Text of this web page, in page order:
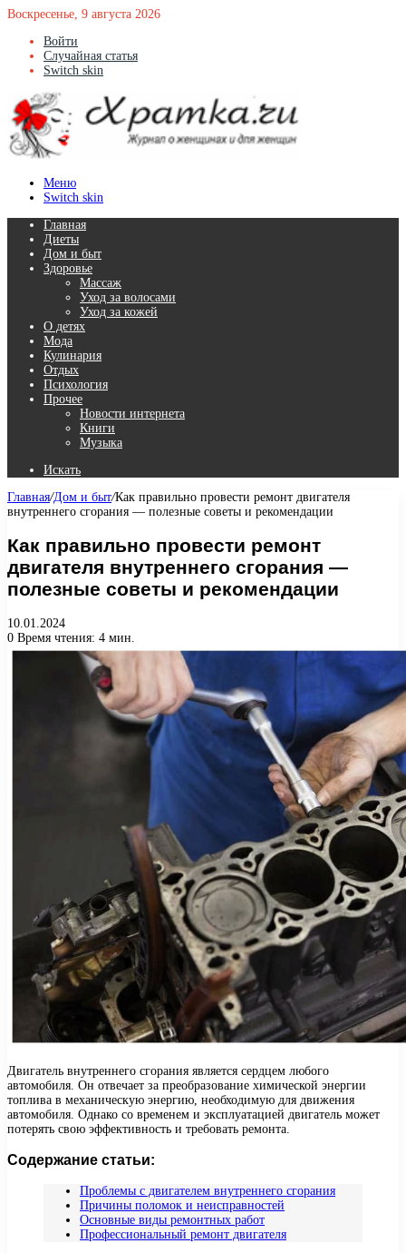
Воскресенье, 9 августа 2026
Войти
Случайная статья
Switch skin
Меню
Switch skin
Главная
Диеты
Дом и быт
Здоровье
Массаж
Уход за волосами
Уход за кожей
О детях
Мода
Кулинария
Отдых
Психология
Прочее
Новости интернета
Книги
Музыка
Искать
Главная/Дом и быт/Как правильно провести ремонт двигателя
внутреннего сгорания — полезные советы и рекомендации
Как правильно провести ремонт
двигателя внутреннего сгорания —
полезные советы и рекомендации
10.01.2024
0 Время чтения: 4 мин.
Двигатель внутреннего сгорания является сердцем любого
автомобиля. Он отвечает за преобразование химической энергии
топлива в механическую энергию, необходимую для движения
автомобиля. Однако со временем и эксплуатацией двигатель может
потерять свою эффективность и требовать ремонта.
Содержание статьи:
Проблемы с двигателем внутреннего сгорания
Причины поломок и неисправностей
Основные виды ремонтных работ
Профессиональный ремонт двигателя